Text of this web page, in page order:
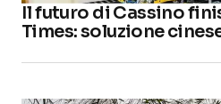
Il futuro di Cassino
Times: soluzione